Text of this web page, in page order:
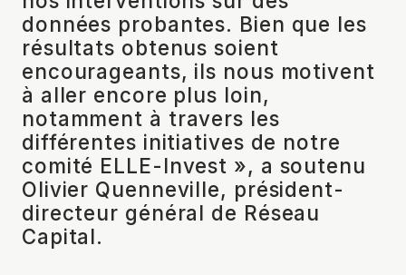
données probantes. Bien que les
résultats obtenus soient
encourageants, ils nous motivent
à aller encore plus loin,
notamment à travers les
différentes initiatives de notre
comité ELLE-Invest », a soutenu
Olivier Quenneville, président-
directeur général de Réseau
Capital.